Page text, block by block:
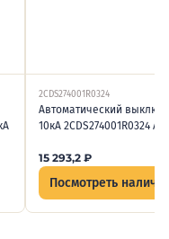
2CDS274001R0324
Автоматический
10кА 2CDS274001R0324
15 293,2 ₽
Посмотреть